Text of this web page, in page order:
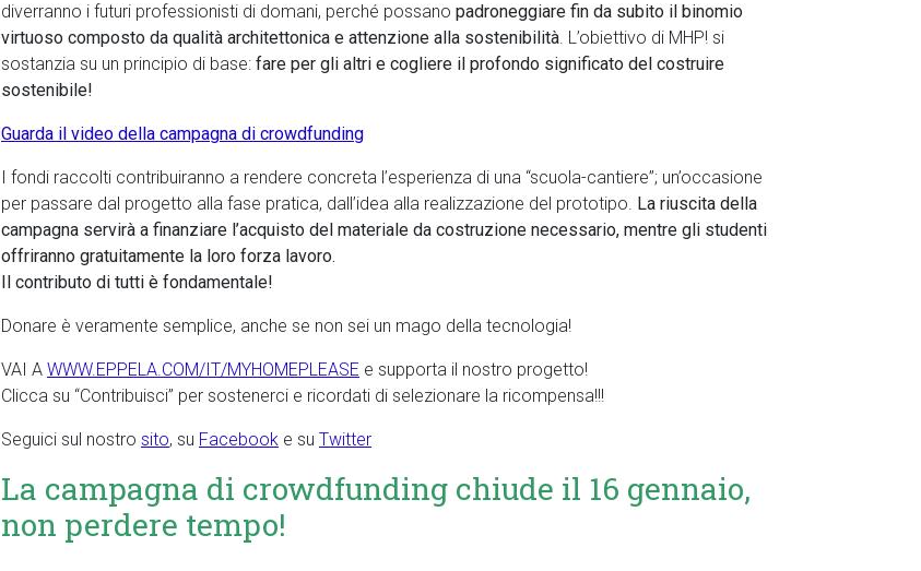
diverranno i futuri professionisti di domani, perché possano padroneggiare fin da subito il binomio
virtuoso composto da qualità architettonica e attenzione alla sostenibilità. L’obiettivo di MHP! si
sostanzia su un principio di base: fare per gli altri e cogliere il profondo significato del costruire
sostenibile!
Guarda il video della campagna di crowdfunding
I fondi raccolti contribuiranno a rendere concreta l’esperienza di una “scuola-cantiere”; un’occasione
per passare dal progetto alla fase pratica, dall’idea alla realizzazione del prototipo. La riuscita della
campagna servirà a finanziare l’acquisto del materiale da costruzione necessario, mentre gli studenti
offriranno gratuitamente la loro forza lavoro.
Il contributo di tutti è fondamentale!
Donare è veramente semplice, anche se non sei un mago della tecnologia!
VAI A WWW.EPPELA.COM/IT/MYHOMEPLEASE e supporta il nostro progetto!
Clicca su “Contribuisci” per sostenerci e ricordati di selezionare la ricompensa!!!
Seguici sul nostro sito, su Facebook e su Twitter
La campagna di crowdfunding chiude il 16 gennaio,
non perdere tempo!